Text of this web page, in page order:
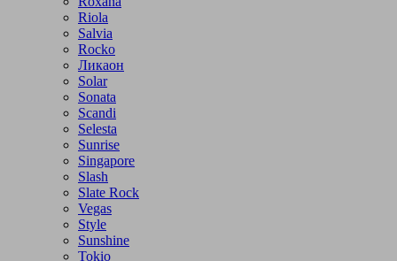
Riola
Salvia
Rocko
Ликаон
Solar
Sonata
Scandi
Selesta
Sunrise
Singapore
Slash
Slate Rock
Vegas
Style
Sunshine
Tokio